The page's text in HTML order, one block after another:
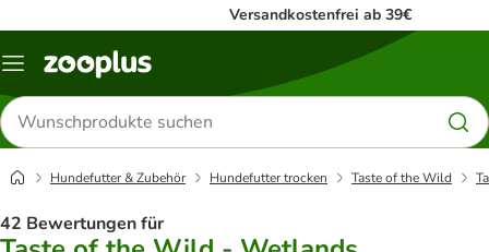
Versandkostenfrei ab 39€
Menü
Produkte
suchen
Hundefutter & Zubehör Hundefutter trocken Taste of the Wild
42 Bewertungen für